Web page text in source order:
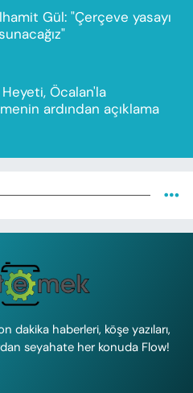
Gül: "Çerçeve yasayı
Heyeti, Öcalan'la
ardından açıklama
dakika haberleri, köşe yazıları,
seyahate her konuda Flow!